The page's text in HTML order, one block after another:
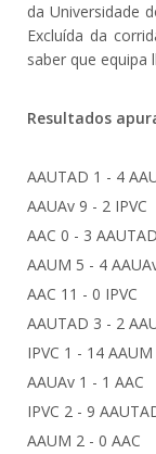
da Universidade
Excluída da
saber que equipa
Resultados
AAUTAD 1 - 4
AAUAv 9 - 2 IPVC
AAC 0 - 3 AAUTAD
AAUM 5 - 4
AAC 11 - 0 IPVC
AAUTAD 3 - 2
IPVC 1 - 14 AAUM
AAUAv 1 - 1 AAC
IPVC 2 - 9
AAUM 2 - 0 AAC